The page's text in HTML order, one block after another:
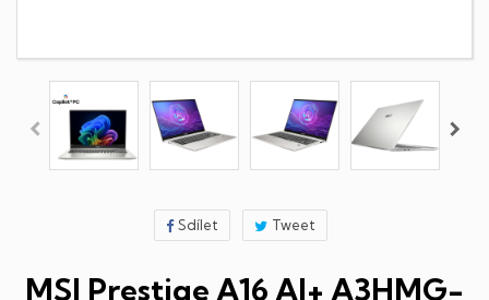
Sdílet Tweet
MSI Prestige A16 AI+ A3HMG-